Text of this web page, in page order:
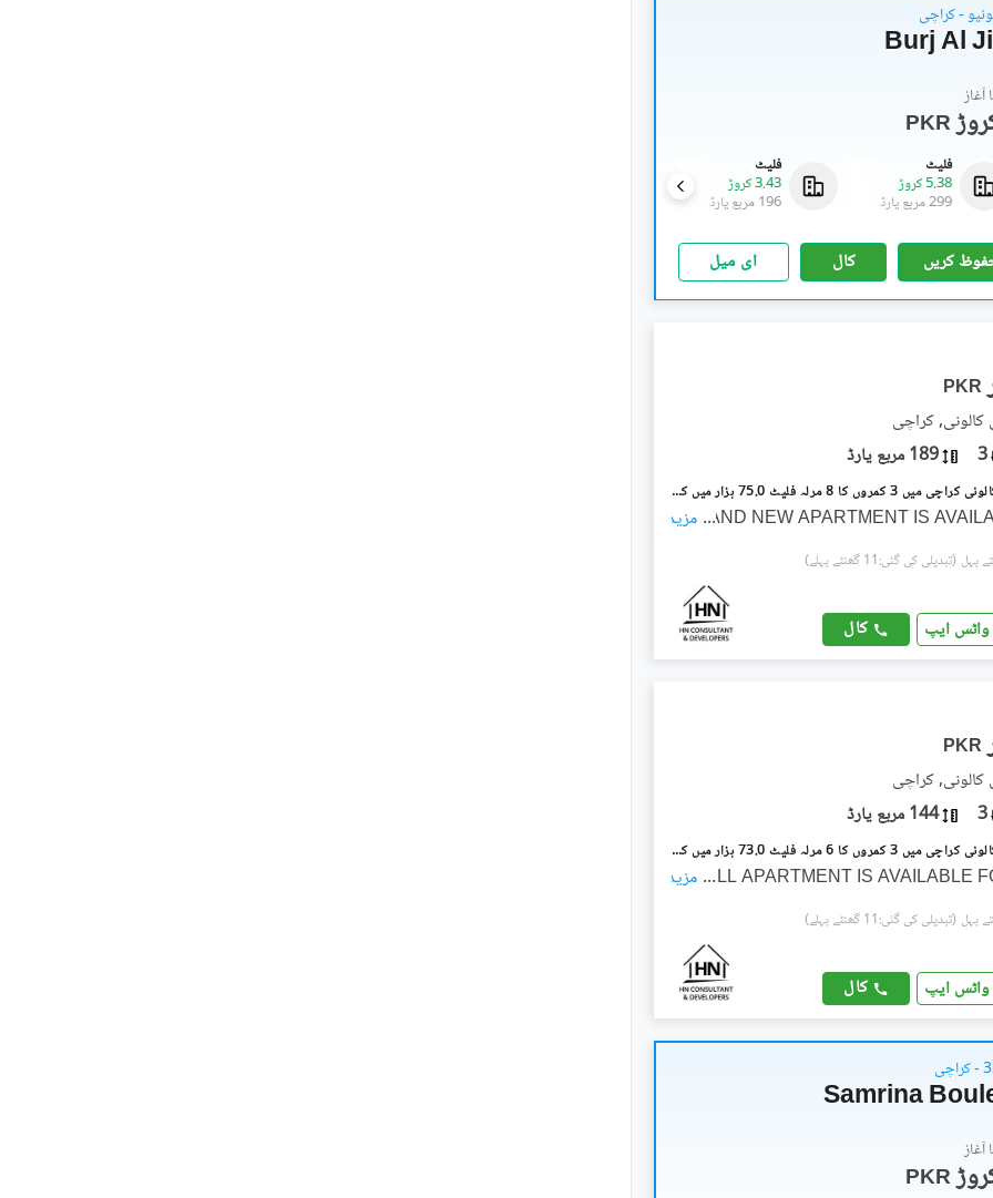
- کراچی
Burj Al
PKR
فلیٹ
3.43 کروڑ
196 مربع یارڈ
فلیٹ
5.38 کروڑ
299 مربع یارڈ
کریں کال ای میل
PKR
کالونی, کراچی
3 189 مربع یارڈ
پی اینڈ ٹی کالونی کراچی میں 3 کمروں کا 8 مرلہ فلیٹ 75.0 ہزار میں کرایہ پر دستیاب ہے۔
BRAND NEW APARTMENT IS
... مزید
(تبدیلی کی گئی:11 گھنٹے پہلے)
واٹس ایپ کال
PKR
کالونی, کراچی
3 144 مربع یارڈ
پی اینڈ ٹی کالونی کراچی میں 3 کمروں کا 6 مرلہ فلیٹ 73.0 ہزار میں کرایہ پر دستیاب ہے۔
WELL APARTMENT IS AVAILABLE
... مزید
(تبدیلی کی گئی:11 گھنٹے پہلے)
واٹس ایپ کال
Samrina
PKR